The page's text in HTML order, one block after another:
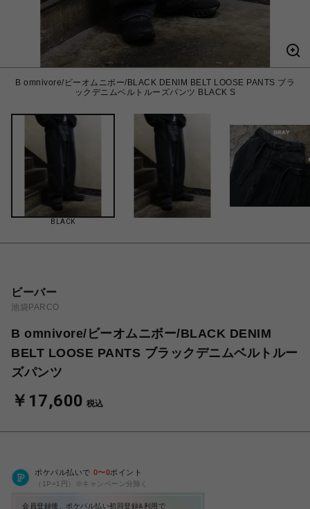
B omnivore/ビーオムニボー/BLACK DENIM BELT LOOSE PANTS ブラ
ックデニムベルトルーズパンツ BLACK S
BLACK
ビーバー
池袋PARCO
B omnivore/ビーオムニボー/BLACK DENIM
BELT LOOSE PANTS ブラックデニムベルトルー
ズパンツ
￥17,600 税込
ポケパル払いで 0〜0ポイント
（1P=1円）※キャンペーン分除く
会員登録後、ポケパル払い初回登録&利用で